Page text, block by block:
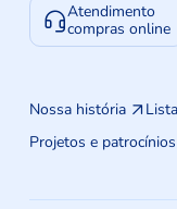
Atendimento
compras online
Nossa história
Projetos e patrocínios